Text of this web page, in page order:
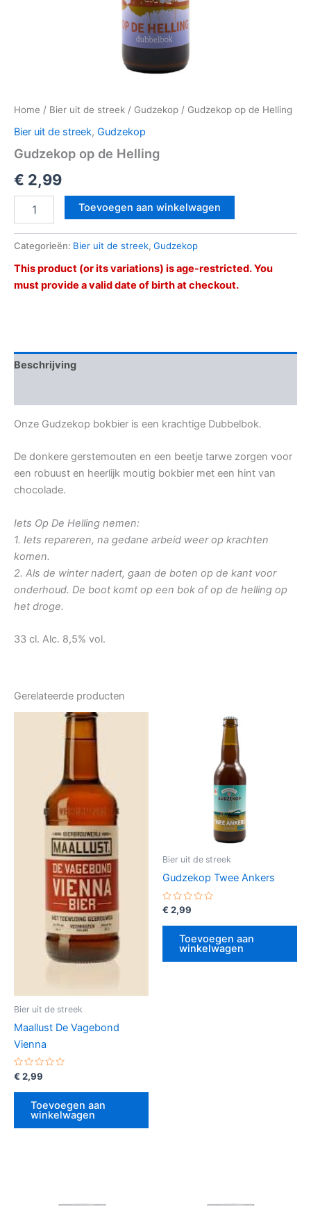
Home / Bier uit de streek / Gudzekop / Gudzekop op de Helling
Bier uit de streek, Gudzekop
Gudzekop op de Helling
€ 2,99
Toevoegen aan winkelwagen
Categorieën: Bier uit de streek, Gudzekop
This product (or its variations) is age-restricted. You
must provide a valid date of birth at checkout.
Beschrijving
Onze Gudzekop bokbier is een krachtige Dubbelbok.
De donkere gerstemouten en een beetje tarwe zorgen voor
een robuust en heerlijk moutig bokbier met een hint van
chocolade.
Iets Op De Helling nemen:
1. Iets repareren, na gedane arbeid weer op krachten
komen.
2. Als de winter nadert, gaan de boten op de kant voor
onderhoud. De boot komt op een bok of op de helling op
het droge.
33 cl. Alc. 8,5% vol.
Gerelateerde producten
Bier uit de streek
Maallust De Vagebond
Vienna
Gewaardeerd
uit
€ 2,99
Toevoegen aan
winkelwagen
Bier uit de streek
Gudzekop Twee Ankers
Gewaardeerd
uit
€ 2,99
Toevoegen aan
winkelwagen